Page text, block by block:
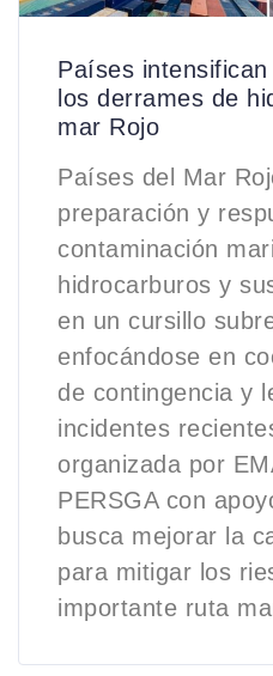
Países
los derrames de
mar Rojo
Países del Mar
preparación y
contaminación
hidrocarburos y
en un cursillo
enfocándose en
de contingencia y
incidentes
organizada por
PERSGA con
busca mejorar la
para mitigar los
importante ruta